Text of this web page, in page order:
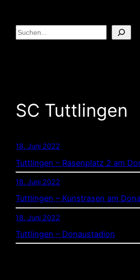
Inhalt
springen
Suchen
SC Tuttlingen
18. Juni 2022
Tuttlingen – Rasenplatz 2 am
18. Juni 2022
Tuttlingen – Kunstrasen am
18. Juni 2022
Tuttlingen – Donaustadion